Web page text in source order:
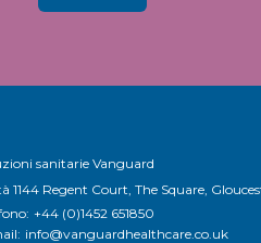
sanitarie Vanguard
1144 Regent Court, The Square,
+44 (0)1452 651850
info@vanguardhealthcare.co.uk